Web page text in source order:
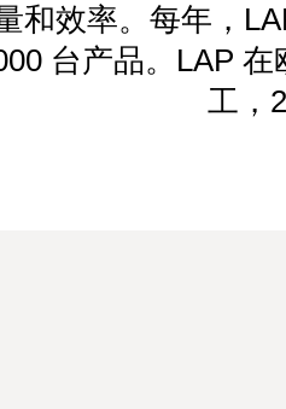
和效率。每年，
台产品。LAP
工，